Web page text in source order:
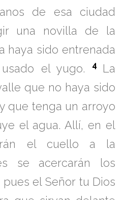
de esa ciudad
una novilla de la
haya sido entrenada
el yugo.
4 La
que no haya sido
que tenga un arroyo
el agua. Allí, en el
el cuello a la
se acercarán los
el Señor tu Dios